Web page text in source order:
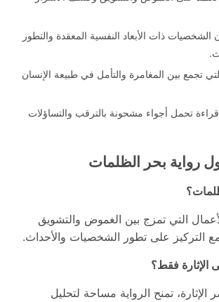
الشخصيات ذات الأبعاد النفسية المعقدة والتطور
تجمع بين المغامرة والتأمل في طبيعة الإنسان
تحمل أجواء مشحونة بالترقب والتساؤلات
رواية بحر الظلمات
التي تمزج بين الغموض والتشويق
مع التركيز على تطور الشخصيات والأحداث.
الإثارة فقط؟
تمنح الرواية مساحة لتحليل